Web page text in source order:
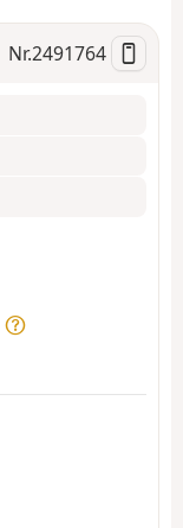
Nr.2491764